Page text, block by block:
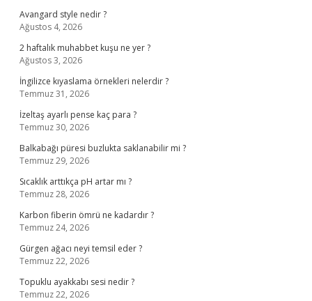
Avangard style nedir ?
Ağustos 4, 2026
2 haftalık muhabbet kuşu ne yer ?
Ağustos 3, 2026
İngilizce kıyaslama örnekleri nelerdir ?
Temmuz 31, 2026
İzeltaş ayarlı pense kaç para ?
Temmuz 30, 2026
Balkabağı püresi buzlukta saklanabilir mi ?
Temmuz 29, 2026
Sıcaklık arttıkça pH artar mı ?
Temmuz 28, 2026
Karbon fiberin ömrü ne kadardır ?
Temmuz 24, 2026
Gürgen ağacı neyi temsil eder ?
Temmuz 22, 2026
Topuklu ayakkabı sesi nedir ?
Temmuz 22, 2026